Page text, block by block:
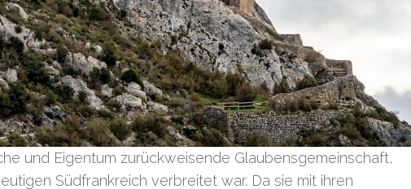
und Eigentum zurückweisende Glaubensgemeinschaft,
Südfrankreich verbreitet war. Da sie mit ihren